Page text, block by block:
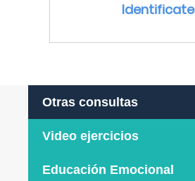
Identificate
Otras consultas
Video ejercicios
Educación Emocional